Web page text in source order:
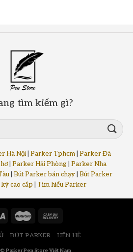
tìm kiếm gì?
Hà Nội| Parker Tphcm| Parker Đà
|Parker Hải Phòng |Parker Nha
| Bút Parker bán chạy| Bút Parker
cao cấp Tìm hiểu Parker
BÚT PARKER LIÊN HỆ
© Parker Pen Store Việt Nam